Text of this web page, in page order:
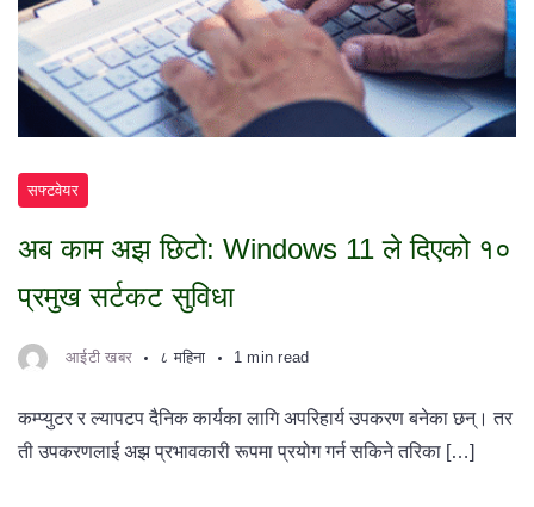
सफ्टवेयर
अब काम अझ छिटो: Windows 11 ले दिएको १०
प्रमुख सर्टकट सुविधा
आईटी खबर ८ महिना 1 min read
कम्प्युटर र ल्यापटप दैनिक कार्यका लागि अपरिहार्य उपकरण बनेका छन्। तर
ती उपकरणलाई अझ प्रभावकारी रूपमा प्रयोग गर्न सकिने तरिका […]